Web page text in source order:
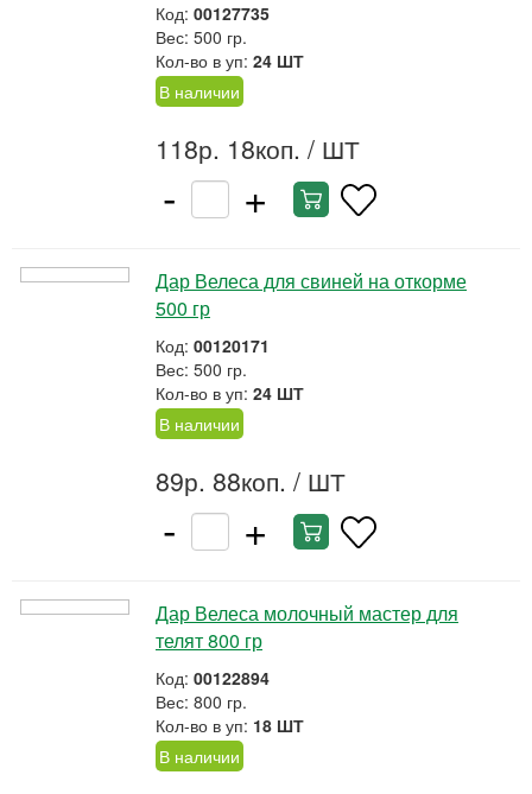
Код: 00127735
Вес: 500 гр.
Кол-во в уп: 24 ШТ
В наличии
118р. 18коп. / ШТ
- +
Дар Велеса для свиней на откорме
500 гр
Код: 00120171
Вес: 500 гр.
Кол-во в уп: 24 ШТ
В наличии
89р. 88коп. / ШТ
- +
Дар Велеса молочный мастер для
телят 800 гр
Код: 00122894
Вес: 800 гр.
Кол-во в уп: 18 ШТ
В наличии